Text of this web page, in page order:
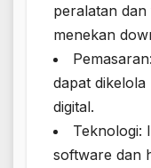
peralatan
menekan
dapat
digital.
Teknologi:
software dan